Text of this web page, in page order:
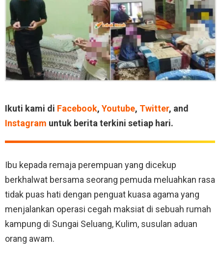
Ikuti kami di Facebook, Youtube, Twitter, and
Instagram untuk berita terkini setiap hari.
Ibu kepada remaja perempuan yang dicekup
berkhalwat bersama seorang pemuda meluahkan rasa
tidak puas hati dengan penguat kuasa agama yang
menjalankan operasi cegah maksiat di sebuah rumah
kampung di Sungai Seluang, Kulim, susulan aduan
orang awam.